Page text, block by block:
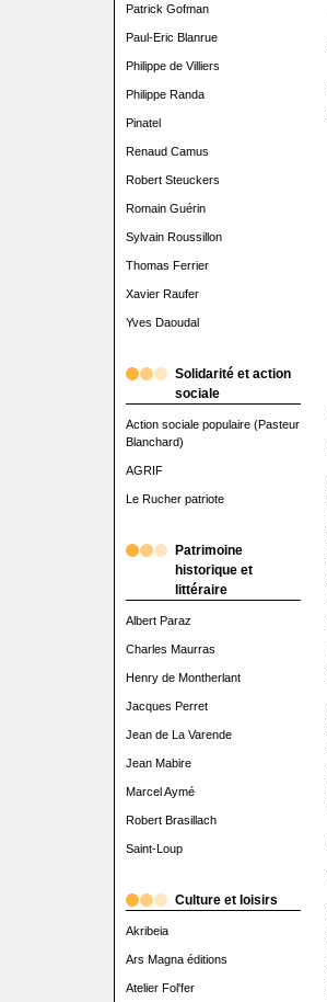
Patrick Gofman
Paul-Eric Blanrue
Philippe de Villiers
Philippe Randa
Pinatel
Renaud Camus
Robert Steuckers
Romain Guérin
Sylvain Roussillon
Thomas Ferrier
Xavier Raufer
Yves Daoudal
Solidarité et action
sociale
Action sociale populaire (Pasteur
Blanchard)
AGRIF
Le Rucher patriote
Patrimoine
historique et
littéraire
Albert Paraz
Charles Maurras
Henry de Montherlant
Jacques Perret
Jean de La Varende
Jean Mabire
Marcel Aymé
Robert Brasillach
Saint-Loup
Culture et loisirs
Akribeia
Ars Magna éditions
Atelier Fol'fer